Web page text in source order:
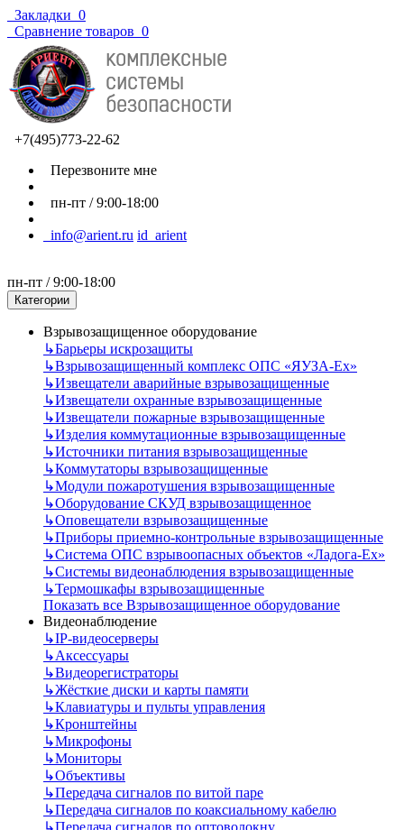
Закладки 0
Сравнение товаров 0
+7(495)773-22-62
Перезвоните мне
пн-пт / 9:00-18:00
info@arient.ru id_arient
пн-пт / 9:00-18:00
Категории
Взрывозащищенное оборудование
↳Барьеры искрозащиты
↳Взрывозащищенный комплекс ОПС «ЯУЗА-Ех»
↳Извещатели аварийные взрывозащищенные
↳Извещатели охранные взрывозащищенные
↳Извещатели пожарные взрывозащищенные
↳Изделия коммутационные взрывозащищенные
↳Источники питания взрывозащищенные
↳Коммутаторы взрывозащищенные
↳Модули пожаротушения взрывозащищенные
↳Оборудование СКУД взрывозащищенное
↳Оповещатели взрывозащищенные
↳Приборы приемно-контрольные взрывозащищенные
↳Система ОПС взрывоопасных объектов «Ладога-Ex»
↳Системы видеонаблюдения взрывозащищенные
↳Термошкафы взрывозащищенные
Показать все Взрывозащищенное оборудование
Видеонаблюдение
↳IP-видеосерверы
↳Аксессуары
↳Видеорегистраторы
↳Жёсткие диски и карты памяти
↳Клавиатуры и пульты управления
↳Кронштейны
↳Микрофоны
↳Мониторы
↳Объективы
↳Передача сигналов по витой паре
↳Передача сигналов по коаксиальному кабелю
↳Передача сигналов по оптоволокну